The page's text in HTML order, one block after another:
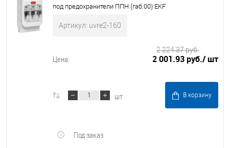
под предохранители ППН (габ.00) EKF
Артикул: uvre2-160
Цена: 2 001.93 руб./ шт
2 224.37 руб.
шт В корзину
Под заказ